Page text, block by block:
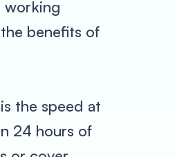
working
benefits of
the speed at
24 hours of